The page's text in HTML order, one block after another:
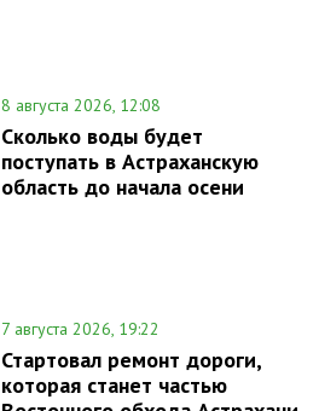
8 августа 2026, 12:08
Сколько воды будет
поступать в Астраханскую
область до начала осени
7 августа 2026, 19:22
Стартовал ремонт дороги,
которая станет частью